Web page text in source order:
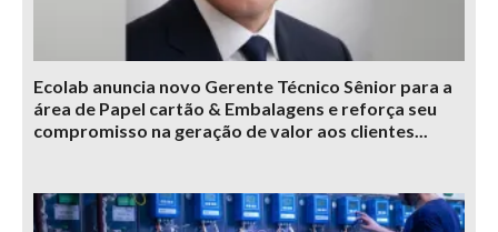
Ecolab anuncia novo Gerente Técnico Sênior para a
área de Papel cartão & Embalagens e reforça seu
compromisso na geração de valor aos clientes...